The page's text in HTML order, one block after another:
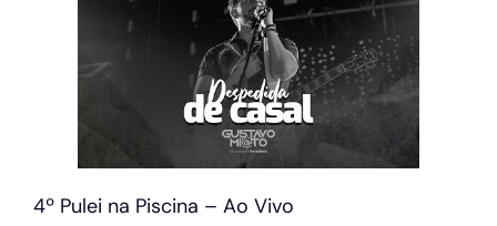
4º Pulei na Piscina – Ao Vivo